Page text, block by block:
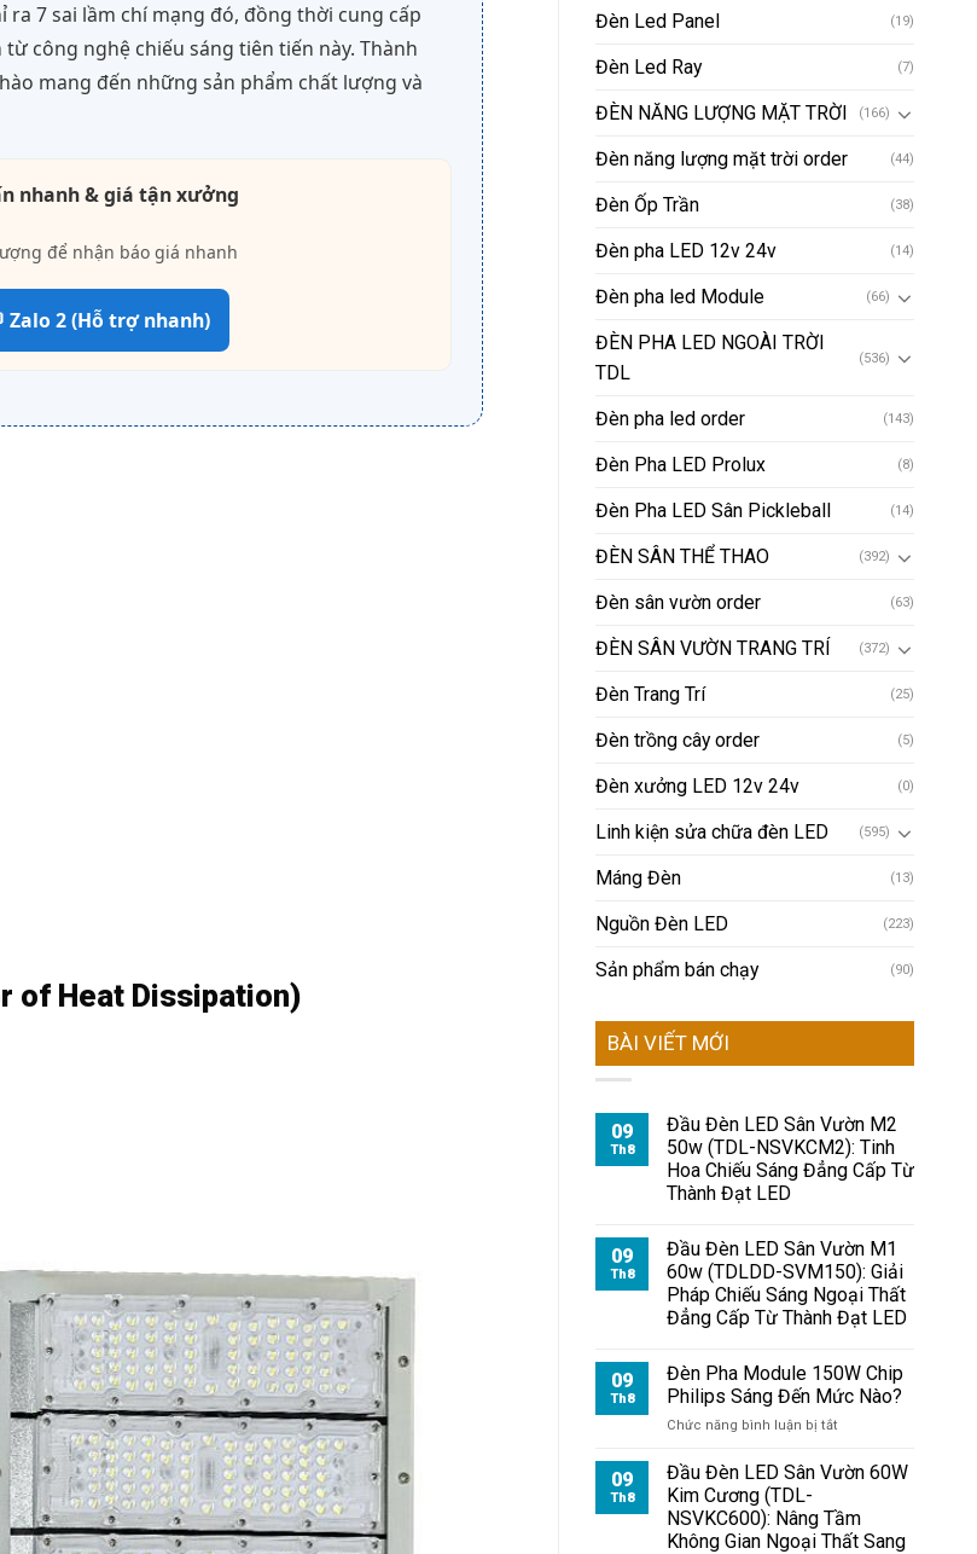
ra 7 sai lầm chí mạng đó, đồng thời cung cấp
công nghệ chiếu sáng tiên tiến này. Thành
mang đến những sản phẩm chất lượng và
nhanh & giá tận xưởng
để nhận báo giá nhanh
Zalo 2 (Hỗ trợ nhanh)
of Heat Dissipation)
Đèn Led Panel (19)
Đèn Led Ray (7)
ĐÈN NĂNG LƯỢNG MẶT TRỜI (166)
Đèn năng lượng mặt trời order (44)
Đèn Ốp Trần (38)
Đèn pha LED 12v 24v (14)
Đèn pha led Module (66)
ĐÈN PHA LED NGOÀI TRỜI
TDL
(536)
Đèn pha led order (143)
Đèn Pha LED Prolux (8)
Đèn Pha LED Sân Pickleball (14)
ĐÈN SÂN THỂ THAO (392)
Đèn sân vườn order (63)
ĐÈN SÂN VƯỜN TRANG TRÍ (372)
Đèn Trang Trí (25)
Đèn trồng cây order (5)
Đèn xưởng LED 12v 24v (0)
Linh kiện sửa chữa đèn LED (595)
Máng Đèn (13)
Nguồn Đèn LED (223)
Sản phẩm bán chạy (90)
BÀI VIẾT MỚI
09
Th8
Đầu Đèn LED Sân Vườn M2
50w (TDL-NSVKCM2): Tinh
Hoa Chiếu Sáng Đẳng Cấp Từ
Thành Đạt LED
09
Th8
Đầu Đèn LED Sân Vườn M1
60w (TDLDD-SVM150): Giải
Pháp Chiếu Sáng Ngoại Thất
Đẳng Cấp Từ Thành Đạt LED
09
Th8
Đèn Pha Module 150W Chip
Philips Sáng Đến Mức Nào?
Chức năng bình luận bị tắt
Pha
Chip
Philips
09
Th8
Đầu Đèn LED Sân Vườn 60W
Kim Cương (TDL-
NSVKC600): Nâng Tầm
Không Gian Ngoại Thất Sang